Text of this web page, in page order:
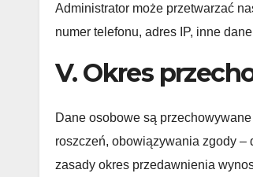
Administrator może przetwarzać
numer telefonu, adres IP, inne
V. Okres
Dane osobowe są
roszczeń, obowiązywania zgody
zasady okres przedawnienia